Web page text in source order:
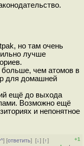
но там очень
лучше
больше, чем атомов в
для домашней
ещё до выхода
Возможно ещё
и непонятное
] [ответить][↓] [↑]
+1